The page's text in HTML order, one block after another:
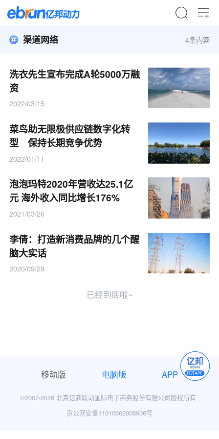
渠道网络 4条内容
洗衣先生宣布完成A轮5000万融
资
2022/03/15
菜鸟助无限极供应链数字化转
型 保持长期竞争优势
2022/01/11
泡泡玛特2020年营收达25.1亿
元 海外收入同比增长176%
2021/03/26
李倩：打造新消费品牌的几个醒
脑大实话
2020/09/29
已经到底啦~
移动版 电脑版 APP
©2007-2026 北京亿商联动国际电子商务股份有限公司版权所有
京公网安备11010602006906号